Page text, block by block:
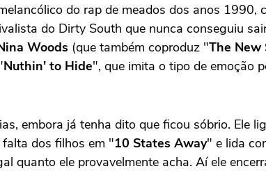
do rap de meados dos anos 1990,
do Dirty South que nunca conseguiu
Woods (que também coproduz "The New
Nuthin' to Hide", que imita o tipo de emoção
embora já tenha dito que ficou sóbrio. Ele
falta dos filhos em "10 States Away" e lida
quanto ele provavelmente acha. Aí ele